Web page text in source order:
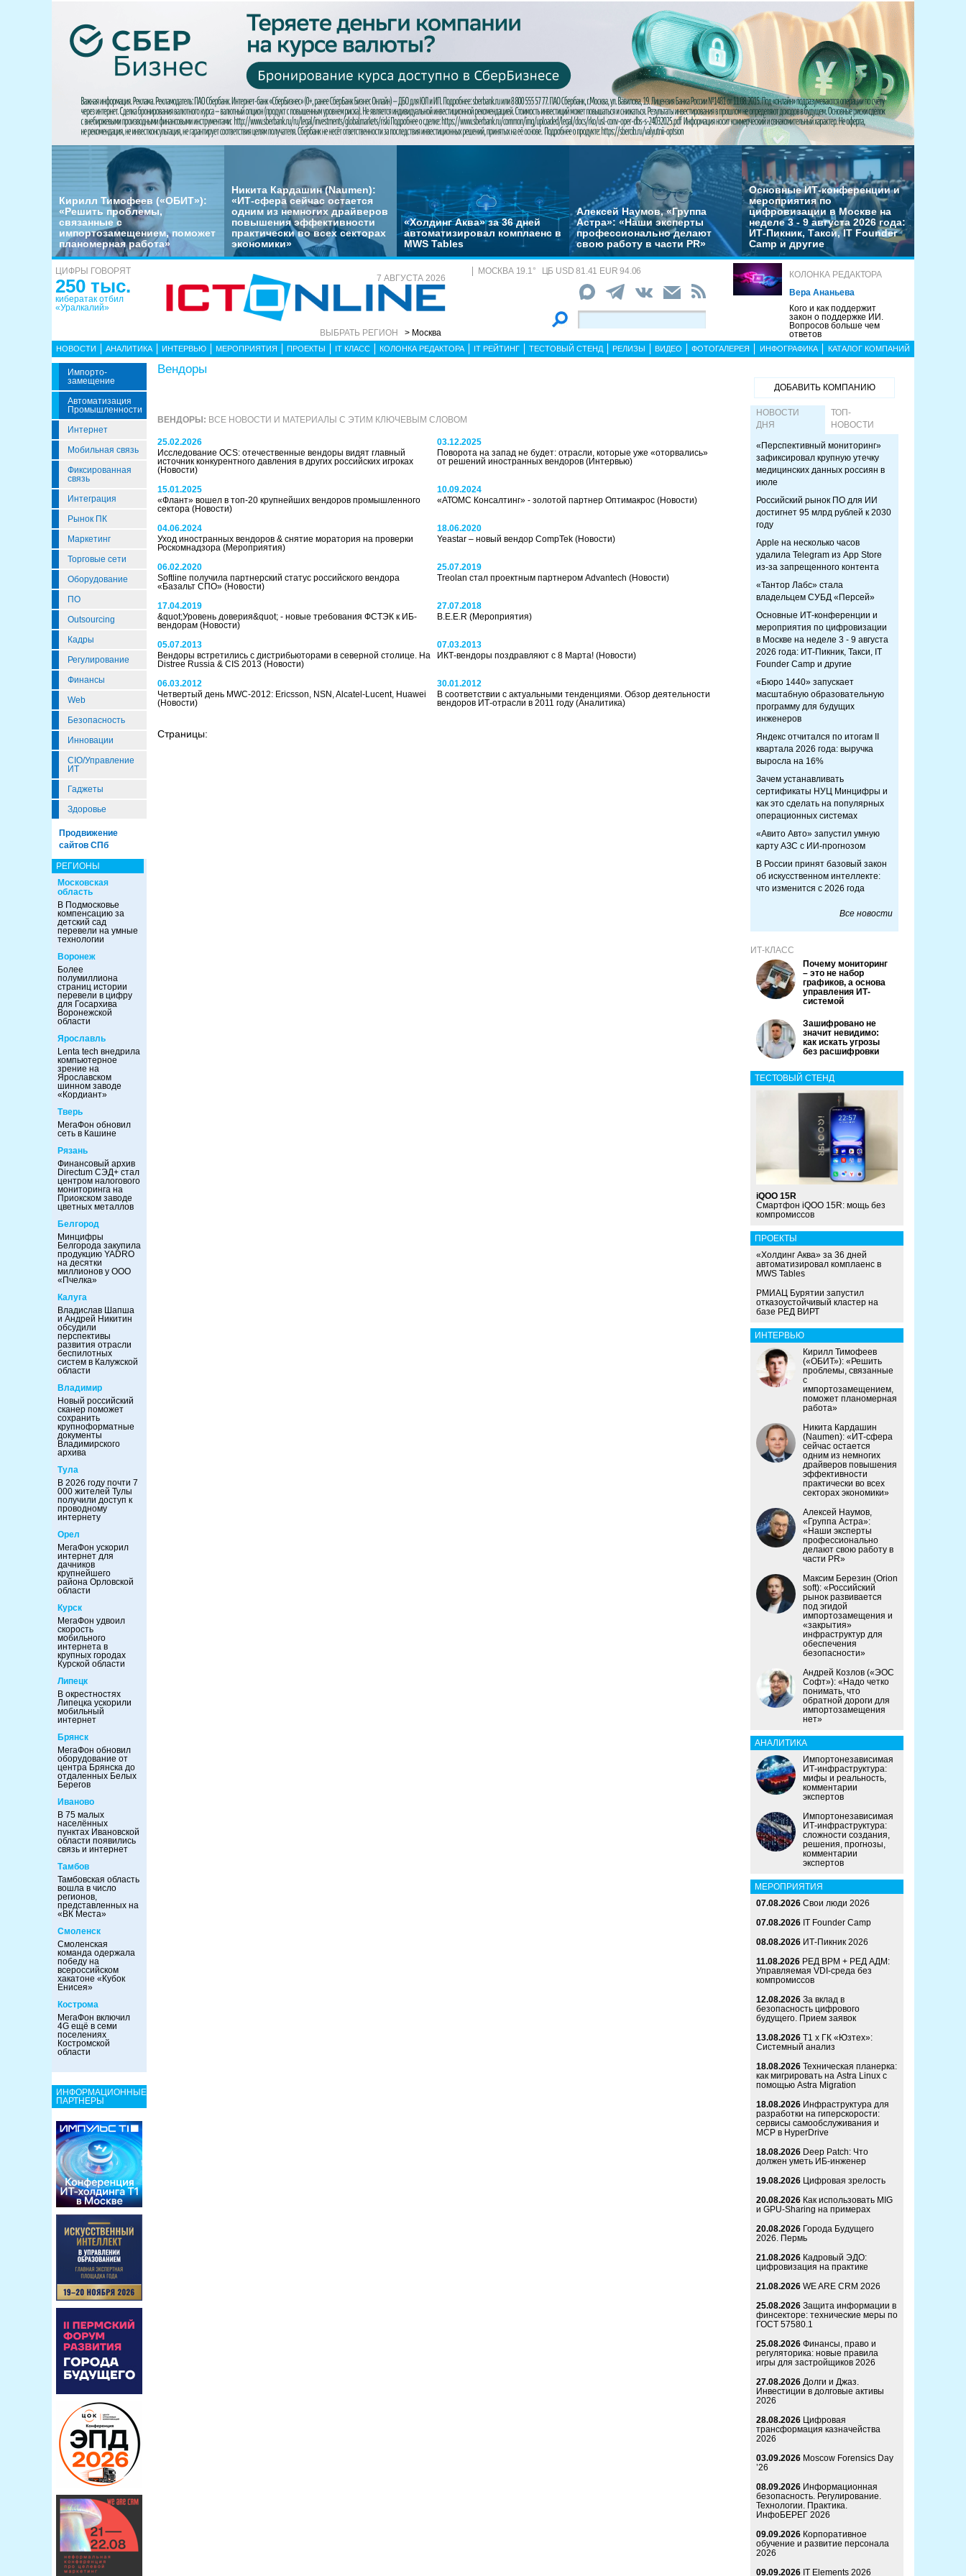
Кирилл Тимофеев («ОБИТ»):
«Решить проблемы,
связанные с
импортозамещением, поможет
планомерная работа»
Никита Кардашин (Naumen):
«ИТ-сфера сейчас остается
одним из немногих драйверов
повышения эффективности
практически во всех секторах
экономики»
«Холдинг Аква» за 36 дней
автоматизировал комплаенс в
MWS Tables
Алексей Наумов, «Группа
Астра»: «Наши эксперты
профессионально делают
свою работу в части PR»
Основные ИТ-конференции и
мероприятия по
цифровизации в Москве на
неделе 3 - 9 августа 2026 года:
ИТ-Пикник, Такси, IT Founder
Camp и другие
ЦИФРЫ ГОВОРЯТ
250 тыс.
кибератак отбил
«Уралкалий»
7 АВГУСТА 2026
ВЫБРАТЬ РЕГИОН > Москва
МОСКВА 19.1° ЦБ USD 81.41 EUR 94.06
КОЛОНКА РЕДАКТОРА
Вера Ананьева
Кого и как поддержит
закон о поддержке ИИ.
Вопросов больше чем
ответов
НОВОСТИ АНАЛИТИКА ИНТЕРВЬЮ МЕРОПРИЯТИЯ ПРОЕКТЫ IT КЛАСС КОЛОНКА РЕДАКТОРА IT РЕЙТИНГ ТЕСТОВЫЙ СТЕНД РЕЛИЗЫ ВИДЕО ФОТОГАЛЕРЕЯ ИНФОГРАФИКА КАТАЛОГ КОМПАНИЙ
Импорто­
Замещение
Автоматизация
Промышленности
Интернет
Мобильная связь
Фиксированная
связь
Интеграция
Рынок ПК
Маркетинг
Торговые сети
Оборудование
ПО
Outsourcing
Кадры
Регулирование
Финансы
Web
Безопасность
Инновации
CIO/Управление
ИТ
Гаджеты
Здоровье
Продвижение
сайтов СПб
РЕГИОНЫ
Московская
область
В Подмосковье
компенсацию за
детский сад
перевели на умные
технологии
Воронеж
Более
полумиллиона
страниц истории
перевели в цифру
для Госархива
Воронежской
области
Ярославль
Lenta tech внедрила
компьютерное
зрение на
Ярославском
шинном заводе
«Кордиант»
Тверь
МегаФон обновил
сеть в Кашине
Рязань
Финансовый архив
Directum СЭД+ стал
центром налогового
мониторинга на
Приокском заводе
цветных металлов
Белгород
Минцифры
Белгорода закупила
продукцию YADRO
на десятки
миллионов у ООО
«Пчелка»
Калуга
Владислав Шапша
и Андрей Никитин
обсудили
перспективы
развития отрасли
беспилотных
систем в Калужской
области
Владимир
Новый российский
сканер поможет
сохранить
крупноформатные
документы
Владимирского
архива
Тула
В 2026 году почти 7
000 жителей Тулы
получили доступ к
проводному
интернету
Орел
МегаФон ускорил
интернет для
дачников
крупнейшего
района Орловской
области
Курск
МегаФон удвоил
скорость
мобильного
интернета в
крупных городах
Курской области
Липецк
В окрестностях
Липецка ускорили
мобильный
интернет
Брянск
МегаФон обновил
оборудование от
центра Брянска до
отдаленных Белых
Берегов
Иваново
В 75 малых
населённых
пунктах Ивановской
области появились
связь и интернет
Тамбов
Тамбовская область
вошла в число
регионов,
представленных на
«ВК Места»
Смоленск
Смоленская
команда одержала
победу на
всероссийском
хакатоне «Кубок
Енисея»
Кострома
МегаФон включил
4G ещё в семи
поселениях
Костромской
области
ИНФОРМАЦИОННЫЕ
ПАРТНЕРЫ
Вендоры
ВЕНДОРЫ: ВСЕ НОВОСТИ И МАТЕРИАЛЫ С ЭТИМ КЛЮЧЕВЫМ СЛОВОМ
25.02.2026
Исследование OCS: отечественные вендоры видят главный
источник конкурентного давления в других российских игроках
(Новости)
03.12.2025
Поворота на запад не будет: отрасли, которые уже «оторвались»
от решений иностранных вендоров (Интервью)
15.01.2025
«Флант» вошел в топ-20 крупнейших вендоров промышленного
сектора (Новости)
10.09.2024
«АТОМС Консалтинг» - золотой партнер Оптимакрос (Новости)
04.06.2024
Уход иностранных вендоров & снятие моратория на проверки
Роскомнадзора (Мероприятия)
18.06.2020
Yeastar – новый вендор CompTek (Новости)
06.02.2020
Softline получила партнерский статус российского вендора
«Базальт СПО» (Новости)
25.07.2019
Treolan стал проектным партнером Advantech (Новости)
17.04.2019
&quot;Уровень доверия&quot; - новые требования ФСТЭК к ИБ-
вендорам (Новости)
27.07.2018
B.E.E.R (Мероприятия)
05.07.2013
Вендоры встретились с дистрибьюторами в северной столице. На
Distree Russia & CIS 2013 (Новости)
07.03.2013
ИКТ-вендоры поздравляют с 8 Марта! (Новости)
06.03.2012
Четвертый день MWC-2012: Ericsson, NSN, Alcatel-Lucent, Huawei
(Новости)
30.01.2012
В соответствии с актуальными тенденциями. Обзор деятельности
вендоров ИТ-отрасли в 2011 году (Аналитика)
Страницы:
ДОБАВИТЬ КОМПАНИЮ
НОВОСТИ
ДНЯ
ТОП-
НОВОСТИ
«Перспективный мониторинг»
зафиксировал крупную утечку
медицинских данных россиян в
июле
Российский рынок ПО для ИИ
достигнет 95 млрд рублей к 2030
году
Apple на несколько часов
удалила Telegram из App Store
из-за запрещенного контента
«Тантор Лабс» стала
владельцем СУБД «Персей»
Основные ИТ-конференции и
мероприятия по цифровизации
в Москве на неделе 3 - 9 августа
2026 года: ИТ-Пикник, Такси, IT
Founder Camp и другие
«Бюро 1440» запускает
масштабную образовательную
программу для будущих
инженеров
Яндекс отчитался по итогам II
квартала 2026 года: выручка
выросла на 16%
Зачем устанавливать
сертификаты НУЦ Минцифры и
как это сделать на популярных
операционных системах
«Авито Авто» запустил умную
карту АЗС с ИИ-прогнозом
В России принят базовый закон
об искусственном интеллекте:
что изменится с 2026 года
Все новости
ИТ-КЛАСС
Почему мониторинг
– это не набор
графиков, а основа
управления ИТ-
системой
Зашифровано не
значит невидимо:
как искать угрозы
без расшифровки
ТЕСТОВЫЙ СТЕНД
iQOO 15R
Смартфон iQOO 15R: мощь без
компромиссов
ПРОЕКТЫ
«Холдинг Аква» за 36 дней
автоматизировал комплаенс в
MWS Tables
РМИАЦ Бурятии запустил
отказоустойчивый кластер на
базе РЕД ВИРТ
ИНТЕРВЬЮ
Кирилл Тимофеев
(«ОБИТ»): «Решить
проблемы, связанные
с
импортозамещением,
поможет планомерная
работа»
Никита Кардашин
(Naumen): «ИТ-сфера
сейчас остается
одним из немногих
драйверов повышения
эффективности
практически во всех
секторах экономики»
Алексей Наумов,
«Группа Астра»:
«Наши эксперты
профессионально
делают свою работу в
части PR»
Максим Березин (Orion
soft): «Российский
рынок развивается
под эгидой
импортозамещения и
«закрытия»
инфраструктур для
обеспечения
безопасности»
Андрей Козлов («ЭОС
Софт»): «Надо четко
понимать, что
обратной дороги для
импортозамещения
нет»
АНАЛИТИКА
Импортонезависимая
ИТ-инфраструктура:
мифы и реальность,
комментарии
экспертов
Импортонезависимая
ИТ-инфраструктура:
сложности создания,
решения, прогнозы,
комментарии
экспертов
МЕРОПРИЯТИЯ
07.08.2026 Свои люди 2026
07.08.2026 IT Founder Camp
08.08.2026 ИТ-Пикник 2026
11.08.2026 РЕД ВРМ + РЕД АДМ:
Управляемая VDI-среда без
компромиссов
12.08.2026 За вклад в
безопасность цифрового
будущего. Прием заявок
13.08.2026 Т1 x ГК «Юзтех»:
Системный анализ
18.08.2026 Техническая планерка:
как мигрировать на Astra Linux с
помощью Astra Migration
18.08.2026 Инфраструктура для
разработки на гиперскорости:
сервисы самообслуживания и
MCP в HyperDrive
18.08.2026 Deep Patch: Что
должен уметь ИБ-инженер
19.08.2026 Цифровая зрелость
20.08.2026 Как использовать MIG
и GPU-Sharing на примерах
20.08.2026 Города Будущего
2026. Пермь
21.08.2026 Кадровый ЭДО:
цифровизация на практике
21.08.2026 WE ARE CRM 2026
25.08.2026 Защита информации в
финсекторе: технические меры по
ГОСТ 57580.1
25.08.2026 Финансы, право и
регуляторика: новые правила
игры для застройщиков 2026
27.08.2026 Долги и Джаз.
Инвестиции в долговые активы
2026
28.08.2026 Цифровая
трансформация казначейства
2026
03.09.2026 Moscow Forensics Day
’26
08.09.2026 Информационная
безопасность. Регулирование.
Технологии. Практика.
ИнфоБЕРЕГ 2026
09.09.2026 Корпоративное
обучение и развитие персонала
2026
09.09.2026 IT Elements 2026